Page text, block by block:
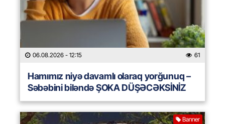
06.08.2026 - 12:15 61
Hamımız niyə davamlı olaraq yorğunuq –
Səbəbini biləndə ŞOKA DÜŞƏCƏKSİNİZ
Banner